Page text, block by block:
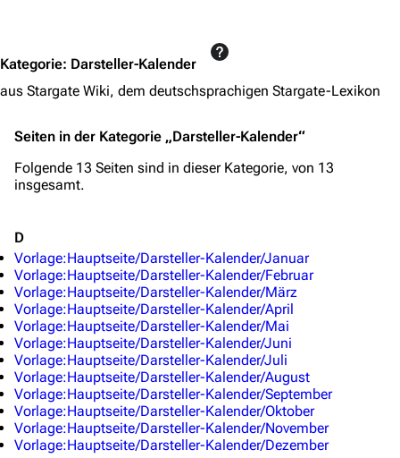
Das Stargate-Universum
Themenportal
Völker
Fanprojekte
Kommerzielles
Mitmachen
Hilfe
Autorenportal
Themengruppen
Kategorie: Darsteller-Kalender
aus Stargate Wiki, dem deutschsprachigen Stargate-Lexikon
Seiten in der Kategorie „Darsteller-Kalender“
Folgende 13 Seiten sind in dieser Kategorie, von 13
insgesamt.
D
Vorlage:Hauptseite/Darsteller-Kalender/Januar
Vorlage:Hauptseite/Darsteller-Kalender/Februar
Vorlage:Hauptseite/Darsteller-Kalender/März
Vorlage:Hauptseite/Darsteller-Kalender/April
Vorlage:Hauptseite/Darsteller-Kalender/Mai
Vorlage:Hauptseite/Darsteller-Kalender/Juni
Vorlage:Hauptseite/Darsteller-Kalender/Juli
Vorlage:Hauptseite/Darsteller-Kalender/August
Vorlage:Hauptseite/Darsteller-Kalender/September
Vorlage:Hauptseite/Darsteller-Kalender/Oktober
Vorlage:Hauptseite/Darsteller-Kalender/November
Vorlage:Hauptseite/Darsteller-Kalender/Dezember